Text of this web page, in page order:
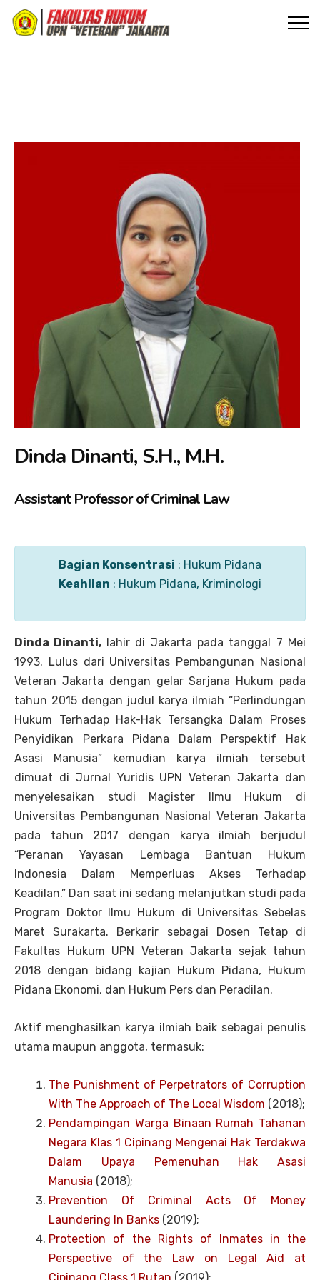
Dinda Dinanti, S.H., M.H.
Assistant Professor of Criminal Law
Bagian Konsentrasi : Hukum Pidana
Keahlian : Hukum Pidana, Kriminologi
Dinda Dinanti, lahir di Jakarta pada tanggal 7 Mei
1993. Lulus dari Universitas Pembangunan Nasional
Veteran Jakarta dengan gelar Sarjana Hukum pada
tahun 2015 dengan judul karya ilmiah “Perlindungan
Hukum Terhadap Hak-Hak Tersangka Dalam Proses
Penyidikan Perkara Pidana Dalam Perspektif Hak
Asasi Manusia” kemudian karya ilmiah tersebut
dimuat di Jurnal Yuridis UPN Veteran Jakarta dan
menyelesaikan studi Magister Ilmu Hukum di
Universitas Pembangunan Nasional Veteran Jakarta
pada tahun 2017 dengan karya ilmiah berjudul
“Peranan Yayasan Lembaga Bantuan Hukum
Indonesia Dalam Memperluas Akses Terhadap
Keadilan.” Dan saat ini sedang melanjutkan studi pada
Program Doktor Ilmu Hukum di Universitas Sebelas
Maret Surakarta. Berkarir sebagai Dosen Tetap di
Fakultas Hukum UPN Veteran Jakarta sejak tahun
2018 dengan bidang kajian Hukum Pidana, Hukum
Pidana Ekonomi, dan Hukum Pers dan Peradilan.
Aktif menghasilkan karya ilmiah baik sebagai penulis
utama maupun anggota, termasuk:
The Punishment of Perpetrators of Corruption
With The Approach of The Local Wisdom (2018);
Pendampingan Warga Binaan Rumah Tahanan
Negara Klas 1 Cipinang Mengenai Hak Terdakwa
Dalam Upaya Pemenuhan Hak Asasi
Manusia (2018);
Prevention Of Criminal Acts Of Money
Laundering In Banks (2019);
Protection of the Rights of Inmates in the
Perspective of the Law on Legal Aid at